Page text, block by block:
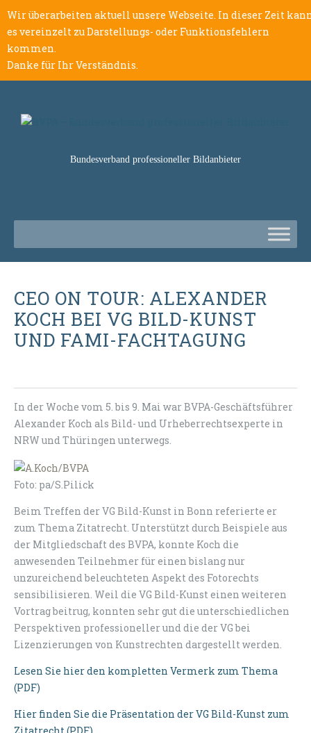
Wir überarbeiten aktuell unsere Webseite. In dieser Zeit
es vereinzelt zu Darstellungs- oder Funktionsfehlern
kommen.
Danke für Ihr Verständnis.
Bundesverband professioneller Bildanbieter
CEO ON TOUR: ALEXANDER
KOCH BEI VG BILD-KUNST
UND FAMI-FACHTAGUNG
In der Woche vom 5. bis 9. Mai war BVPA-Geschäftsführer
Alexander Koch als Bild- und Urheberrechtsexperte in
NRW und Thüringen unterwegs.
Foto: pa/S.Pilick
Beim Treffen der VG Bild-Kunst in Bonn referierte er
zum Thema Zitatrecht. Unterstützt durch Beispiele aus
der Mitgliedschaft des BVPA, konnte Koch die
anwesenden Teilnehmer für einen bislang nur
unzureichend beleuchteten Aspekt des Fotorechts
sensibilisieren. Weil die VG Bild-Kunst einen weiteren
Vortrag beitrug, konnten sehr gut die unterschiedlichen
Perspektiven professioneller und die der VG bei
Lizenzierungen von Kunstrechten dargestellt werden.
Lesen Sie hier den kompletten Vermerk zum Thema
(PDF)
Hier finden Sie die Präsentation der VG Bild-Kunst zum
Zitatrecht (PDF).